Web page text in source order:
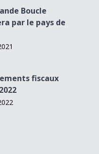
de Vaud
Boucle
par le pays de
fiscaux